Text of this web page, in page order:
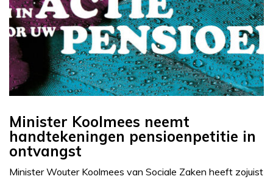
Minister Koolmees neemt
handtekeningen pensioenpetitie in
ontvangst
Minister Wouter Koolmees van Sociale Zaken heeft zojuist